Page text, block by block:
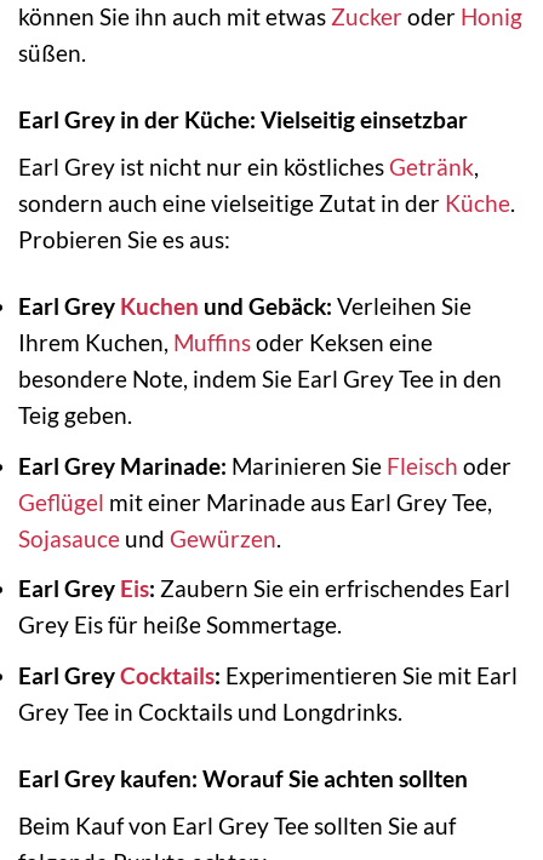
können Sie ihn auch mit etwas Zuckeroder Honig
süßen.
Earl Grey in der Küche: Vielseitig einsetzbar
Earl Grey ist nicht nur ein köstliches Getränk,
sondern auch eine vielseitige Zutat in der Küche.
Probieren Sie es aus:
Earl Grey Kuchen und Gebäck: Verleihen Sie
Ihrem Kuchen, Muffinsoder Keksen eine
besondere Note, indem Sie Earl Grey Tee in den
Teig geben.
Earl Grey Marinade: Marinieren Sie Fleisch oder
Geflügel mit einer Marinade aus Earl Grey Tee,
Sojasauce und Gewürzen.
Earl Grey Eis: Zaubern Sie ein erfrischendes Earl
Grey Eis für heiße Sommertage.
Earl GreyCocktails: Experimentieren Sie mit Earl
Grey Tee in Cocktails und Longdrinks.
Earl Grey kaufen: Worauf Sie achten sollten
Beim Kauf von Earl Grey Tee sollten Sie auf